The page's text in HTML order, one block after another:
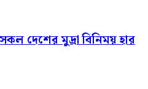
দেশের মুদ্রা বিনিময় হার